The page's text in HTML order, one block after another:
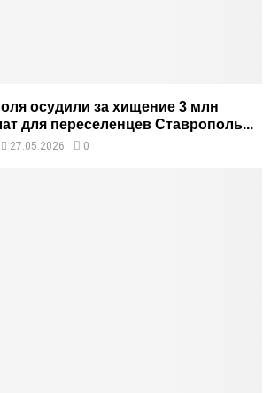
осудили за хищение 3 млн
для переселенцев Ставрополь...
27.05.2026 0